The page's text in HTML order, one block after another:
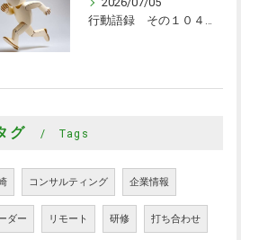
行動語録 その１０４０ 行動あるのみ！
グ Tags
コンサルティング 企業情報
ダー リモート 研修 打ち合わせ